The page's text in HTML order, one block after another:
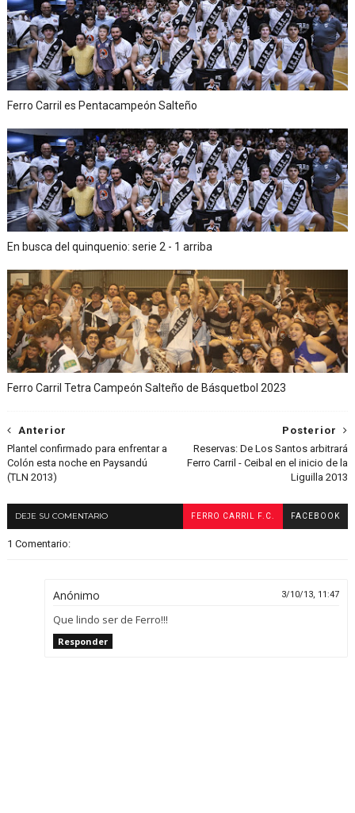
Ferro Carril es Pentacampeón Salteño
En busca del quinquenio: serie 2 - 1 arriba
Ferro Carril Tetra Campeón Salteño de Básquetbol 2023
Posterior
Reservas: De Los Santos arbitrará
Ferro Carril - Ceibal en el inicio de la
Liguilla 2013
Anterior
Plantel confirmado para enfrentar a
Colón esta noche en Paysandú
(TLN 2013)
DEJE SU COMENTARIO FERRO CARRIL F.C. FACEBOOK
1 Comentario:
Anónimo 3/10/13, 11:47
Que lindo ser de Ferro!!!
Responder